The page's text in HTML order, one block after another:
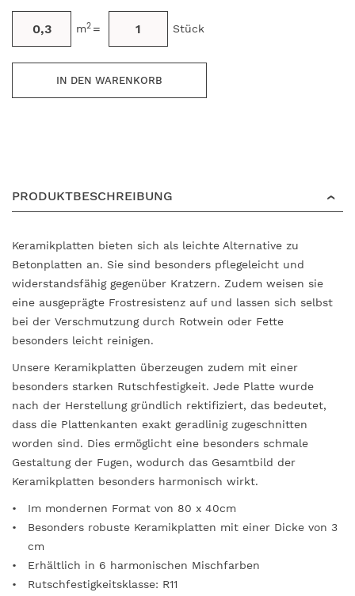
m2 = Stück
IN DEN WARENKORB
PRODUKTBESCHREIBUNG
Keramikplatten bieten sich als leichte Alternative zu
Betonplatten an. Sie sind besonders pflegeleicht und
widerstandsfähig gegenüber Kratzern. Zudem weisen sie
eine ausgeprägte Frostresistenz auf und lassen sich selbst
bei der Verschmutzung durch Rotwein oder Fette
besonders leicht reinigen.
Unsere Keramikplatten überzeugen zudem mit einer
besonders starken Rutschfestigkeit. Jede Platte wurde
nach der Herstellung gründlich rektifiziert, das bedeutet,
dass die Plattenkanten exakt geradlinig zugeschnitten
worden sind. Dies ermöglicht eine besonders schmale
Gestaltung der Fugen, wodurch das Gesamtbild der
Keramikplatten besonders harmonisch wirkt.
Im mondernen Format von 80 x 40cm
Besonders robuste Keramikplatten mit einer Dicke von 3
cm
Erhältlich in 6 harmonischen Mischfarben
Rutschfestigkeitsklasse: R11